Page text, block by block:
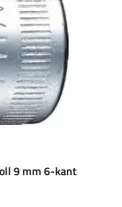
9 mm 6-kant